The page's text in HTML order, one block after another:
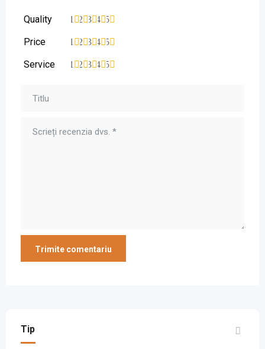
Quality 5
4
3
2
1
Price 5
4
3
2
1
Service 5
4
3
2
1
Tip